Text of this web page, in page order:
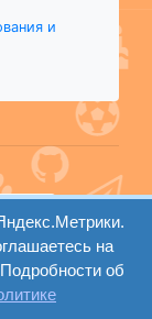
и
вход
на
об